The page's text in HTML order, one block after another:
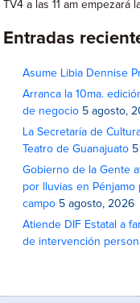
TV4 a las 11 am
Entradas
Asume Libia Dennise
Arranca la 10ma.
de negocio 5 agosto,
La Secretaría de
Teatro de Guanajuato
Gobierno de la Gente
por lluvias en
campo 5 agosto, 2026
Atiende DIF Estatal a
de intervención